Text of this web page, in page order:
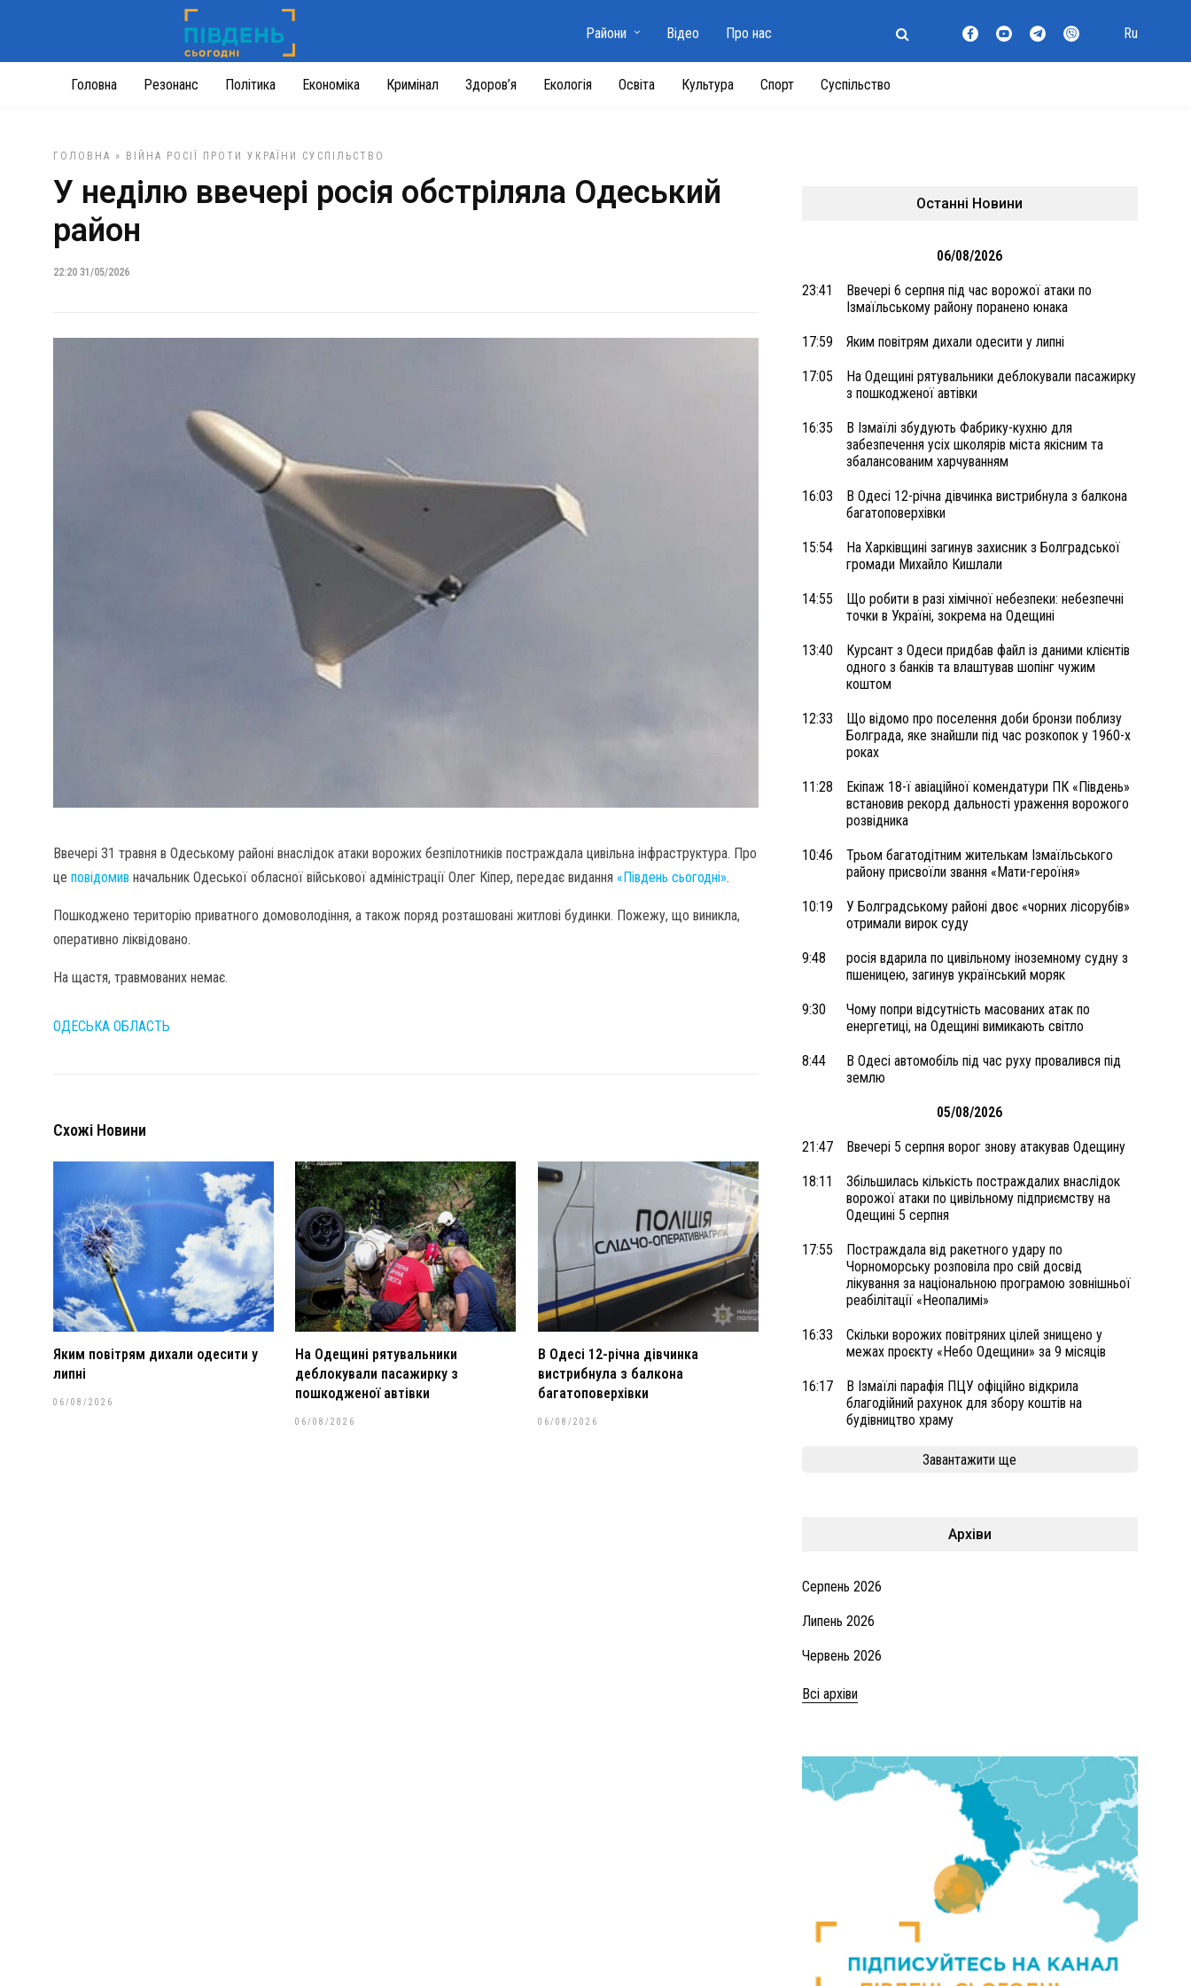
Головна Резонанс Політика Економіка Кримінал Здоров’я Екологія Освіта Культура Спорт Суспільство
Райони Відео Про нас Ru
ГОЛОВНА » ВІЙНА РОСІЇ ПРОТИ УКРАЇНИ СУСПІЛЬСТВО
У неділю ввечері росія обстріляла Одеський
район
22:20 31/05/2026
Ввечері 31 травня в Одеському районі внаслідок атаки ворожих безпілотників постраждала цивільна інфраструктура. Про
це повідомив начальник Одеської обласної військової адміністрації Олег Кіпер, передає видання «Південь сьогодні».
Пошкоджено територію приватного домоволодіння, а також поряд розташовані житлові будинки. Пожежу, що виникла,
оперативно ліквідовано.
На щастя, травмованих немає.
ОДЕСЬКА ОБЛАСТЬ
Схожі Новини
Яким повітрям дихали одесити у
липні
06/08/2026
На Одещині рятувальники
деблокували пасажирку з
пошкодженої автівки
06/08/2026
В Одесі 12-річна дівчинка
вистрибнула з балкона
багатоповерхівки
06/08/2026
Останні Новини
06/08/2026
23:41
Ввечері 6 серпня під час ворожої атаки по
Ізмаїльському району поранено юнака
17:59 Яким повітрям дихали одесити у липні
17:05
На Одещині рятувальники деблокували пасажирку
з пошкодженої автівки
16:35
В Ізмаїлі збудують Фабрику-кухню для
забезпечення усіх школярів міста якісним та
збалансованим харчуванням
16:03
В Одесі 12-річна дівчинка вистрибнула з балкона
багатоповерхівки
15:54
На Харківщині загинув захисник з Болградської
громади Михайло Кишлали
14:55
Що робити в разі хімічної небезпеки: небезпечні
точки в Україні, зокрема на Одещині
13:40
Курсант з Одеси придбав файл із даними клієнтів
одного з банків та влаштував шопінг чужим
коштом
12:33
Що відомо про поселення доби бронзи поблизу
Болграда, яке знайшли під час розкопок у 1960-х
роках
11:28
Екіпаж 18-ї авіаційної комендатури ПК «Південь»
встановив рекорд дальності ураження ворожого
розвідника
10:46
Трьом багатодітним жителькам Ізмаїльського
району присвоїли звання «Мати-героїня»
10:19
У Болградському районі двоє «чорних лісорубів»
отримали вирок суду
9:48
росія вдарила по цивільному іноземному судну з
пшеницею, загинув український моряк
9:30
Чому попри відсутність масованих атак по
енергетиці, на Одещині вимикають світло
8:44
В Одесі автомобіль під час руху провалився під
землю
05/08/2026
21:47 Ввечері 5 серпня ворог знову атакував Одещину
18:11
Збільшилась кількість постраждалих внаслідок
ворожої атаки по цивільному підприємству на
Одещині 5 серпня
17:55
Постраждала від ракетного удару по
Чорноморську розповіла про свій досвід
лікування за національною програмою зовнішньої
реабілітації «Неопалимі»
16:33
Скільки ворожих повітряних цілей знищено у
межах проєкту «Небо Одещини» за 9 місяців
16:17
В Ізмаїлі парафія ПЦУ офіційно відкрила
благодійний рахунок для збору коштів на
будівництво храму
Завантажити ще
Архіви
Серпень 2026
Липень 2026
Червень 2026
Всі архіви